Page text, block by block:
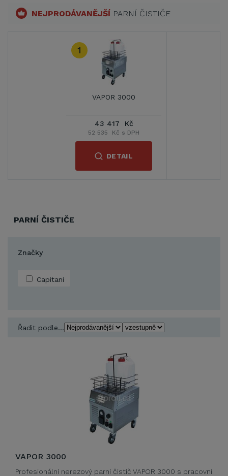
NEJPRODÁVANĚJŠÍ PARNÍ ČISTIČE
1
VAPOR 3000
43 417 Kč
52 535 Kč s DPH
DETAIL
PARNÍ ČISTIČE
Značky
Capitani
Řadit podle...
VAPOR 3000
Profesionální nerezový parní čistič VAPOR 3000 s pracovní